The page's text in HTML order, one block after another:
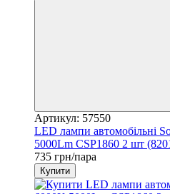
Артикул: 57550
LED лампи автомобільні
5000Lm CSP1860 2 шт
735 грн/пара
Купити